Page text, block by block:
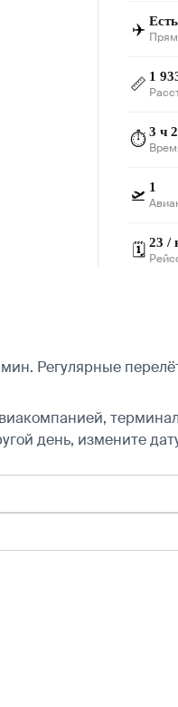
✈️ Есть
📏 1
⏱️ 3 ч
🛫 1
🗓️ 23 /
Регулярные
день, измените